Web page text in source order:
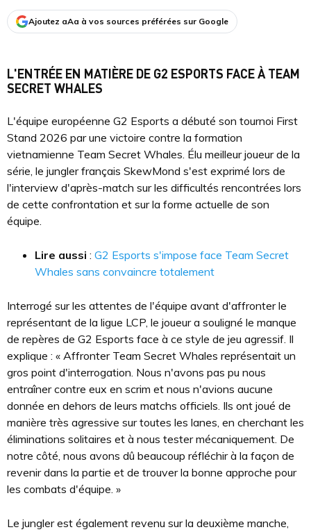
Ajoutez aAa à vos sources préférées sur Google
L'ENTRÉE EN MATIÈRE DE G2 ESPORTS FACE À TEAM
SECRET WHALES
L'équipe européenne G2 Esports a débuté son tournoi First
Stand 2026 par une victoire contre la formation
vietnamienne Team Secret Whales. Élu meilleur joueur de la
série, le jungler français SkewMond s'est exprimé lors de
l'interview d'après-match sur les difficultés rencontrées lors
de cette confrontation et sur la forme actuelle de son
équipe.
Lire aussi : G2 Esports s'impose face Team Secret
Whales sans convaincre totalement
Interrogé sur les attentes de l'équipe avant d'affronter le
représentant de la ligue LCP, le joueur a souligné le manque
de repères de G2 Esports face à ce style de jeu agressif. Il
explique : « Affronter Team Secret Whales représentait un
gros point d'interrogation. Nous n'avons pas pu nous
entraîner contre eux en scrim et nous n'avions aucune
donnée en dehors de leurs matchs officiels. Ils ont joué de
manière très agressive sur toutes les lanes, en cherchant les
éliminations solitaires et à nous tester mécaniquement. De
notre côté, nous avons dû beaucoup réfléchir à la façon de
revenir dans la partie et de trouver la bonne approche pour
les combats d'équipe. »
Le jungler est également revenu sur la deuxième manche,